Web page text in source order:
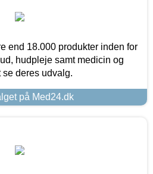
end 18.000 produkter inden for
hudpleje samt medicin og
se deres udvalg.
på Med24.dk